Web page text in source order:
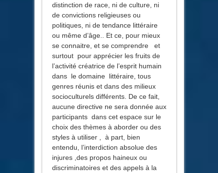
distinction de race, ni de culture, ni
de convictions religieuses ou
politiques, ni de tendance littéraire
ou même d’âge.. Et ce, pour mieux
se connaitre, et se comprendre et
surtout pour apprécier les fruits de
l’activité créatrice de l’esprit humain
dans le domaine littéraire, tous
genres réunis et dans des milieux
socioculturels différents. De ce fait,
aucune directive ne sera donnée aux
participants dans cet espace sur le
choix des thèmes à aborder ou des
styles à utiliser , à part, bien
entendu, l’interdiction absolue des
injures ,des propos haineux ou
discriminatoires et des appels à la